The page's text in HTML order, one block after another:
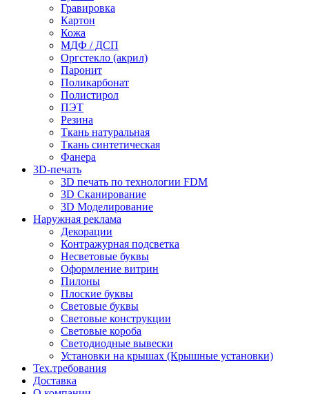
Гравировка
Картон
Кожа
МДФ / ДСП
Оргстекло (акрил)
Паронит
Поликарбонат
Полистирол
ПЭТ
Резина
Ткань натуральная
Ткань синтетическая
Фанера
3D-печать
3D печать по технологии FDM
3D Сканирование
3D Моделирование
Наружная реклама
Декорации
Контражурная подсветка
Несветовые буквы
Оформление витрин
Пилоны
Плоские буквы
Световые буквы
Световые конструкции
Световые короба
Светодиодные вывески
Установки на крышах (Крышные установки)
Тех.требования
Доставка